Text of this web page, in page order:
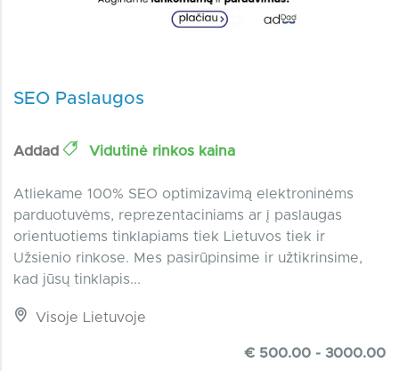
SEO Paslaugos
Addad Vidutinė rinkos kaina
Atliekame 100% SEO optimizavimą elektroninėms
parduotuvėms, reprezentaciniams ar į paslaugas
orientuotiems tinklapiams tiek Lietuvos tiek ir
Užsienio rinkose. Mes pasirūpinsime ir užtikrinsime,
kad jūsų tinklapis...
Visoje Lietuvoje
€ 500.00 - 3000.00